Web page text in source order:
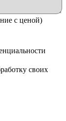
с ценой)
своих